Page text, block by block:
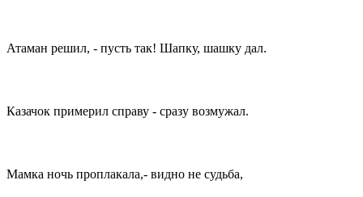
Атаман решил, - пусть так! Шапку, шашку дал.
Казачок примерил справу - сразу возмужал.
Мамка ночь проплакала,- видно не судьба,